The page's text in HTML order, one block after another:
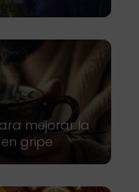
mejorar la
gripe